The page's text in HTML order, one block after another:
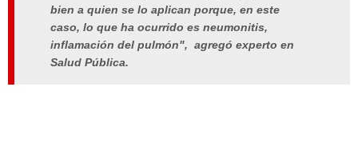
bien a quien se lo aplican porque, en este
caso, lo que ha ocurrido es neumonitis,
inflamación del pulmón", agregó experto en
Salud Pública.